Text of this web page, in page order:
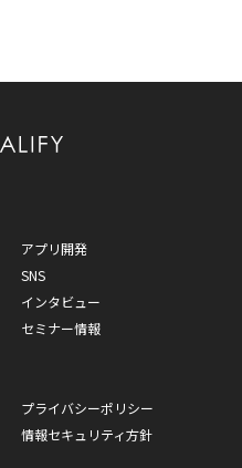
アプリ開発
SNS
インタビュー
セミナー情報
プライバシーポリシー
情報セキュリティ方針